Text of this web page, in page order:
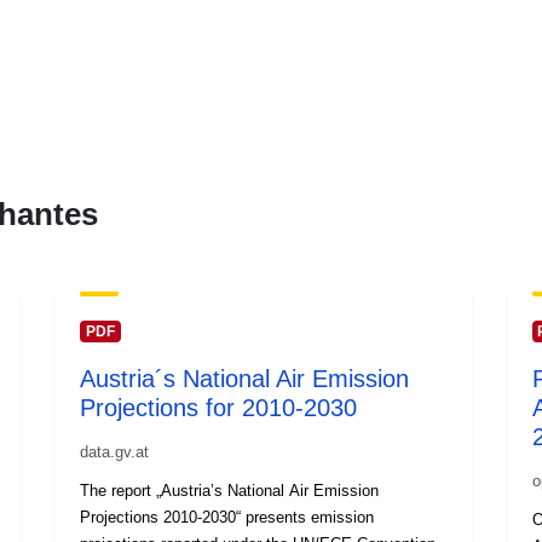
PDF
Austria´s National Air Emission
Projections for 2010-2030
data.gv.at
The report „Austria’s National Air Emission
Projections 2010-2030“ presents emission